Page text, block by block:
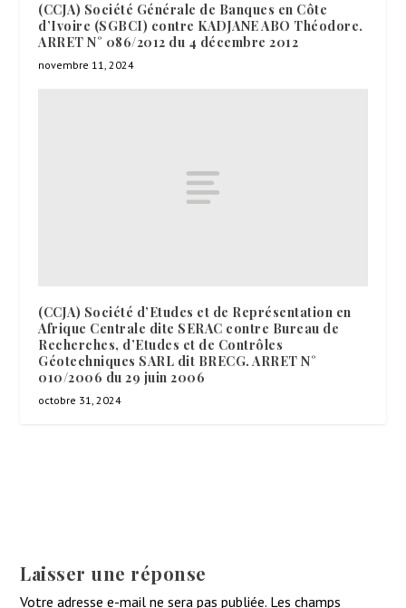
(CCJA) Société Générale de Banques en Côte
d’Ivoire (SGBCI) contre KADJANE ABO Théodore.
ARRET N° 086/2012 du 4 décembre 2012
novembre 11, 2024
(CCJA) Société d’Etudes et de Représentation en
Afrique Centrale dite SERAC contre Bureau de
Recherches, d’Etudes et de Contrôles
Géotechniques SARL dit BRECG. ARRET N°
010/2006 du 29 juin 2006
octobre 31, 2024
Laisser une réponse
Votre adresse e-mail ne sera pas publiée. Les champs